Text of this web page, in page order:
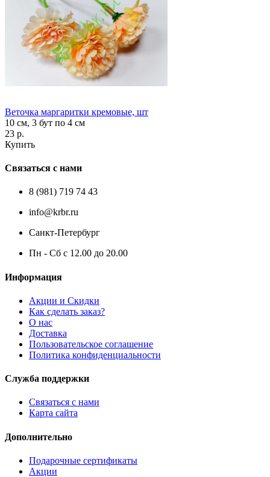
Веточка маргаритки кремовые, шт
10 см, 3 бут по 4 см
23 р.
Купить
Связаться с нами
8 (981) 719 74 43
info@krbr.ru
Санкт-Петербург
Пн - Сб с 12.00 до 20.00
Информация
Акции и Скидки
Как сделать заказ?
О нас
Доставка
Пользовательское соглашение
Политика конфиденциальности
Служба поддержки
Связаться с нами
Карта сайта
Дополнительно
Подарочные сертификаты
Акции